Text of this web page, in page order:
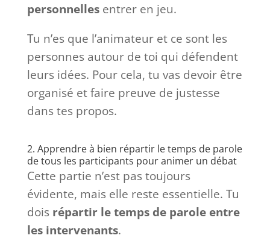
personnelles entrer en jeu.
Tu n’es que l’animateur et ce sont les
personnes autour de toi qui défendent
leurs idées. Pour cela, tu vas devoir être
organisé et faire preuve de justesse
dans tes propos.
2. Apprendre à bien répartir le temps de parole
de tous les participants pour animer un débat
Cette partie n’est pas toujours
évidente, mais elle reste essentielle. Tu
doisrépartir le temps de parole entre
les intervenants.